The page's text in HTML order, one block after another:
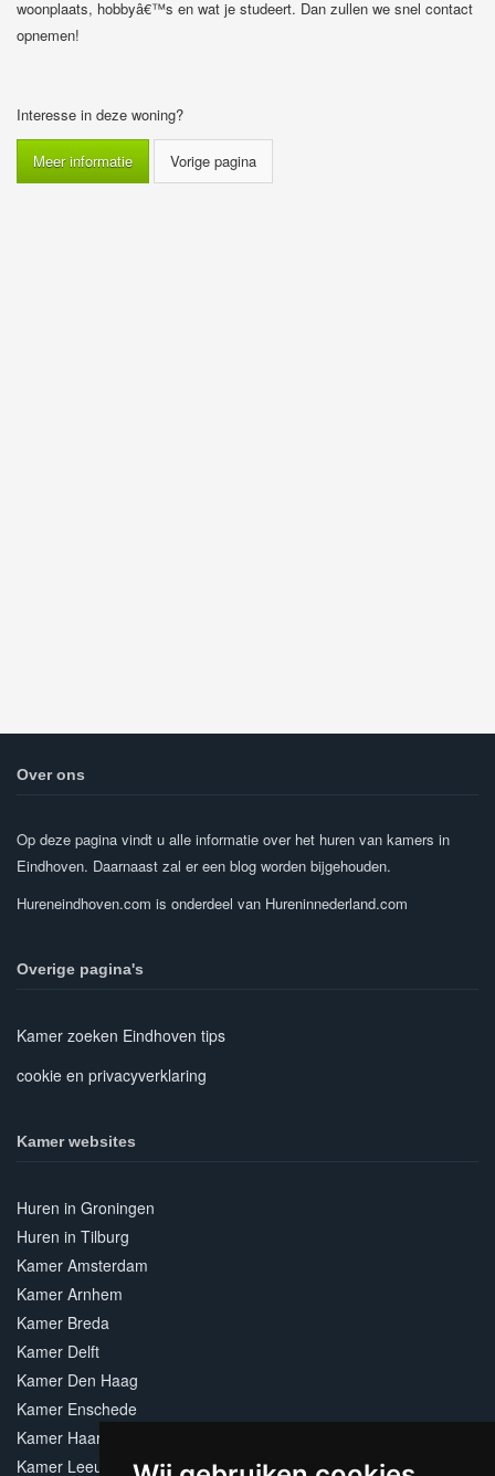
woonplaats, hobbyâ€™s en wat je studeert. Dan zullen we snel contact
opnemen!
Interesse in deze woning?
Meer informatie
Over ons
Op deze pagina vindt u alle informatie over het huren van kamers in
Eindhoven. Daarnaast zal er een blog worden bijgehouden.
Hureneindhoven.com is onderdeel van Hureninnederland.com
Overige pagina's
Kamer zoeken Eindhoven tips
cookie en privacyverklaring
Kamer websites
Huren in Groningen
Huren in Tilburg
Kamer Amsterdam
Kamer Arnhem
Kamer Breda
Kamer Delft
Kamer Den Haag
Kamer Enschede
Kamer Haarlem
Kamer Leeuwarden